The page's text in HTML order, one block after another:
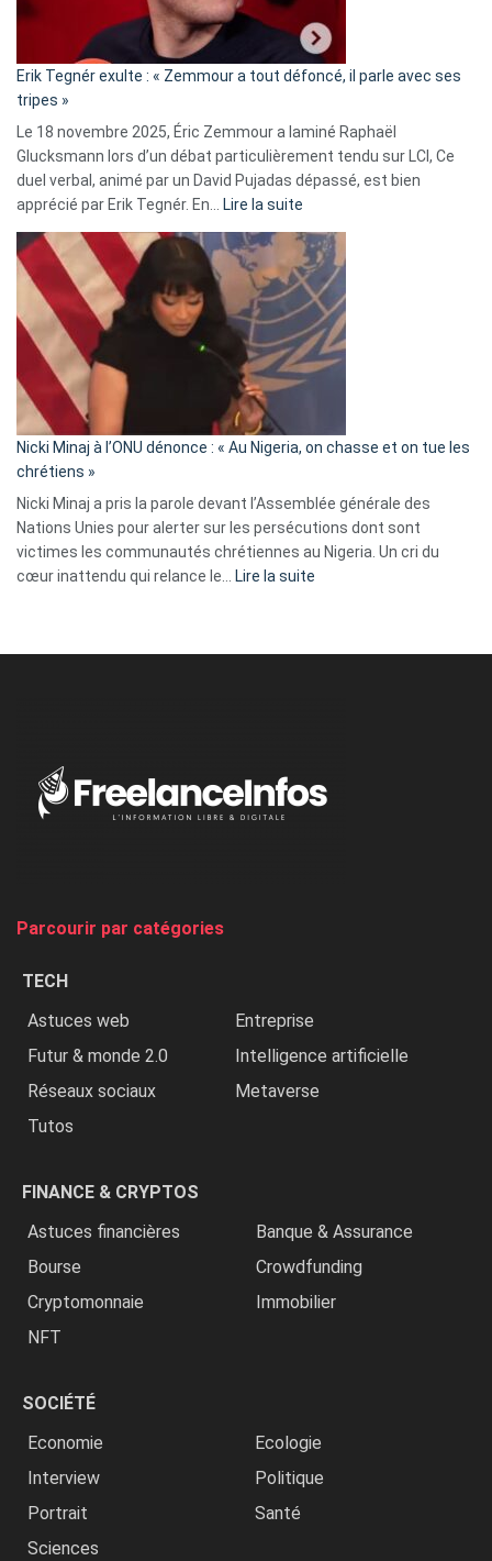
«
C’est
fake
news
»
Erik Tegnér exulte : « Zemmour a tout défoncé, il parle avec ses
tripes »
Le 18 novembre 2025, Éric Zemmour a laminé Raphaël
Glucksmann lors d’un débat particulièrement tendu sur LCI, Ce
duel verbal, animé par un David Pujadas dépassé, est bien
apprécié par Erik Tegnér. En… Lire la suite
Erik
Tegnér
exulte
:
« Zemmour
a
tout
parle
ses
tripes »
Nicki Minaj à l’ONU dénonce : « Au Nigeria, on chasse et on tue les
chrétiens »
Nicki Minaj a pris la parole devant l’Assemblée générale des
Nations Unies pour alerter sur les persécutions dont sont
victimes les communautés chrétiennes au Nigeria. Un cri du
cœur inattendu qui relance le… Lire la suite
Nigeria,
Parcourir par catégories
TECH
Astuces web
Entreprise
Futur & monde 2.0
Intelligence artificielle
Réseaux sociaux
Metaverse
Tutos
FINANCE & CRYPTOS
Astuces financières
Banque & Assurance
Bourse
Crowdfunding
Cryptomonnaie
Immobilier
NFT
SOCIÉTÉ
Economie
Ecologie
Interview
Politique
Portrait
Santé
Sciences